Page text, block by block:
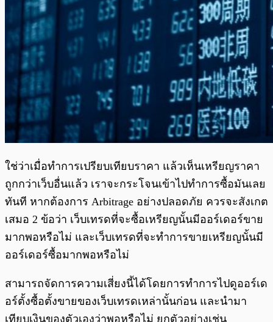
ใช่ว่าเมื่อทำการเปรียบเทียบราคา แล้วเห็นเหรียญราคา
ถูกกว่าเว็บอื่นแล้ว เราจะกระโจนเข้าไปทำการซื้อมันเลย
ทันที หากต้องการ Arbitrage อย่างปลอดภัย ควรจะสังเกต
เสมอ 2 ข้อว่า เว็บเทรดที่จะซื้อเหรียญนั้นมีออร์เดอร์ขาย
มากพอหรือไม่ และเว็บเทรดที่จะทำการขายเหรียญนั้นมี
ออร์เดอร์ซื้อมากพอหรือไม่
สามารถจัดการความเสี่ยงนี้ได้โดยการทำการไปดูออร์เด
อร์ตั้งซื้อตั้งขายของเว็บเทรดเหล่านั้นก่อน และนำมา
เทียบเงินของตัวเองว่าพอหรือไม่ ยกตัวอย่างเช่น